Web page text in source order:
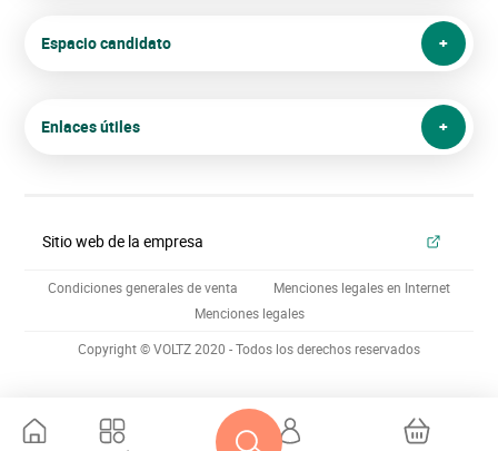
Espacio candidato
Enlaces útiles
Sitio web de la empresa
Copyright © VOLTZ 2020 - Todos los derechos reservados
Condiciones generales de venta
Menciones legales en Internet
Menciones legales